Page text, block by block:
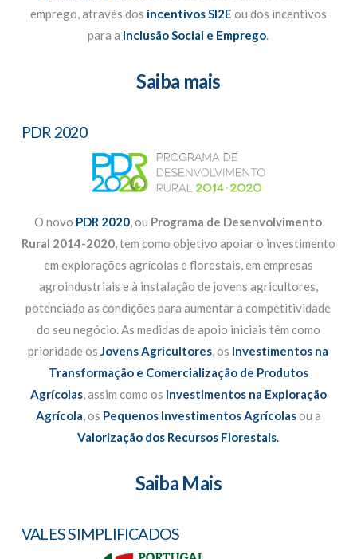
emprego, através dos incentivos SI2E ou dos incentivos
para a Inclusão Social e Emprego.
Saiba mais
PDR 2020
O novo PDR 2020, ou Programa de Desenvolvimento
Rural 2014-2020,tem como objetivo apoiar o investimento
em explorações agrícolas e florestais, em empresas
agroindustriais e à instalação de jovens agricultores,
potenciado as condições para aumentar a competitividade
do seu negócio. As medidas de apoio iniciais têm como
prioridade osJovens Agricultores, os Investimentos na
Transformação e Comercialização de Produtos
Agrícolas, assim como os Investimentos na Exploração
Agrícola, os Pequenos Investimentos Agrícolasou a
Valorização dos Recursos Florestais.
Saiba Mais
VALES SIMPLIFICADOS